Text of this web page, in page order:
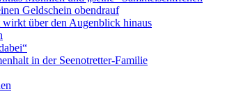
Geldschein obendrauf
über den Augenblick hinaus
in der Seenotretter-Familie